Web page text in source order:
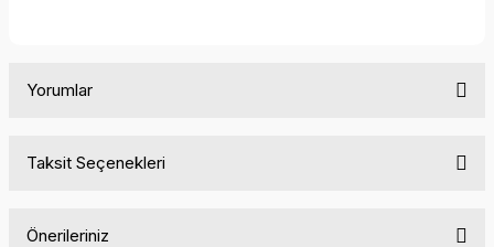
Yorumlar
Taksit Seçenekleri
Önerileriniz